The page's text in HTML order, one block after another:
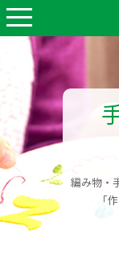
編み物・
「